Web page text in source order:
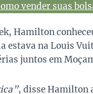
vender suas
Hamilton
estava na Louis
juntos em
, disse Hamilton